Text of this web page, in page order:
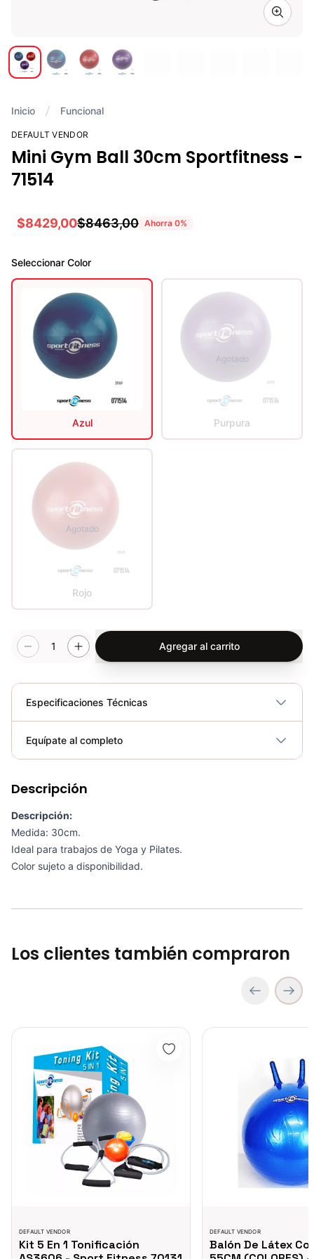
Zoom
Inicio Funcional
DEFAULT VENDOR
Mini Gym Ball 30cm Sportfitness -
71514
$8429,00$8463,00 Ahorra 0%
Seleccionar Color
Azul Purpura
Agotado
Rojo
Agotado
1 Agregar al carrito
Especificaciones Técnicas
Plegable No
Equípate al completo
TRAMPOLIN TR6000 - 71155
COP 393,750.00
Descripción
Descripción:
Medida: 30cm.
Ideal para trabajos de Yoga y Pilates.
Color sujeto a disponibilidad.
Los clientes también compraron
Kit 5 En 1 Tonificación AS3606 - Sport Fitness 70131
DEFAULT VENDOR
Kit 5 En 1 Tonificación
Balón De Látex Con
DEFAULT VENDOR
Balón De Látex